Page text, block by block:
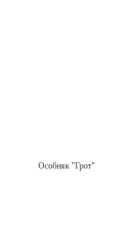
Особняк "Грот"